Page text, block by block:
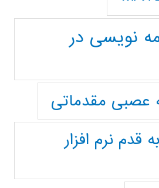
نویسی در
عصبی مقدماتی
نرم افزار